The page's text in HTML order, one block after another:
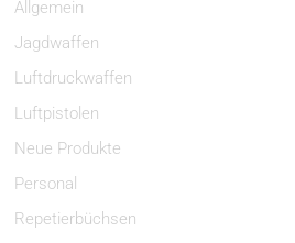
Allgemein
Jagdwaffen
Luftdruckwaffen
Luftpistolen
Neue Produkte
Personal
Repetierbüchsen